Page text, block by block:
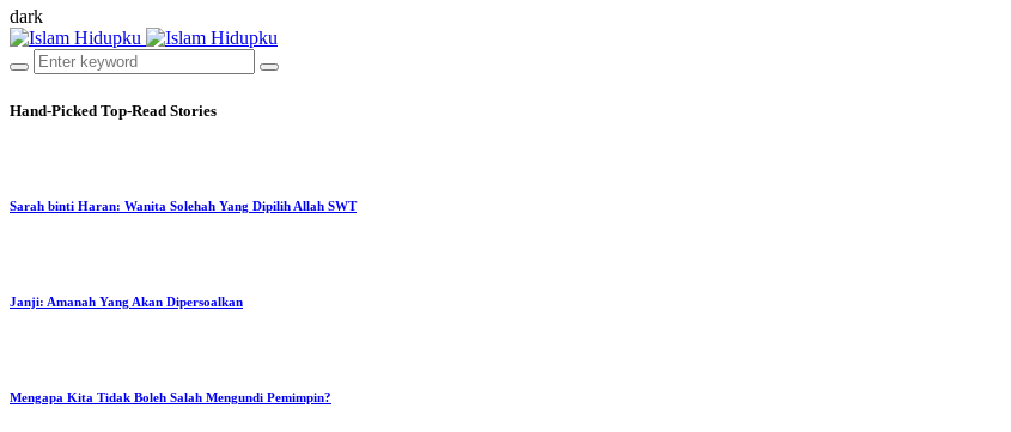
dark
Hand-Picked Top-Read Stories
Sarah binti Haran: Wanita Solehah Yang Dipilih Allah SWT
Janji: Amanah Yang Akan Dipersoalkan
Mengapa Kita Tidak Boleh Salah Mengundi Pemimpin?